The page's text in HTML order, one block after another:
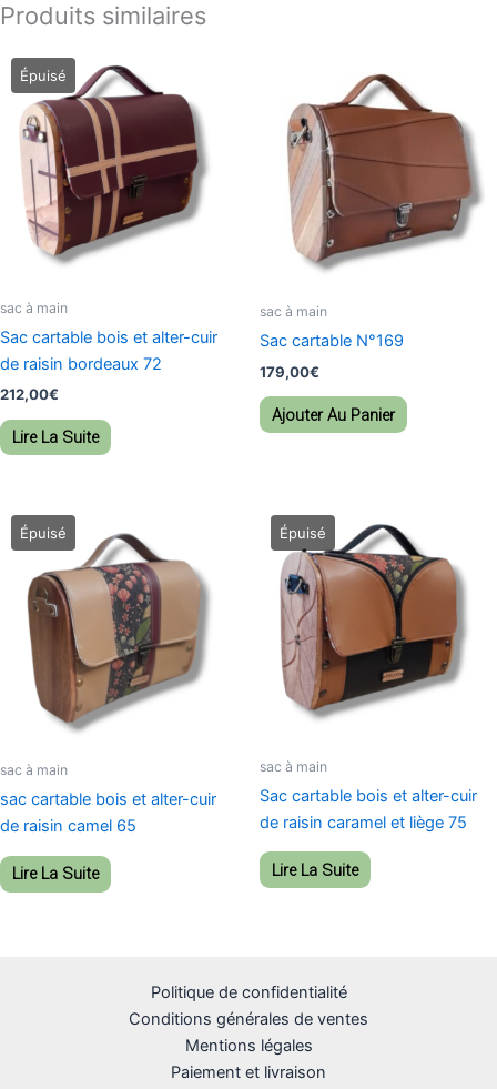
Produits similaires
sac à main
Sac cartable bois et alter-cuir
de raisin bordeaux 72
212,00€
Lire La Suite
sac à main
Sac cartable N°169
179,00€
Ajouter Au Panier
sac à main
sac cartable bois et alter-cuir
de raisin camel 65
Lire La Suite
sac à main
Sac cartable bois et alter-cuir
de raisin caramel et liège 75
Lire La Suite
Politique de confidentialité
Conditions générales de ventes
Mentions légales
Paiement et livraison